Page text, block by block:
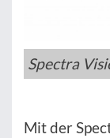
Spectra
Mit der